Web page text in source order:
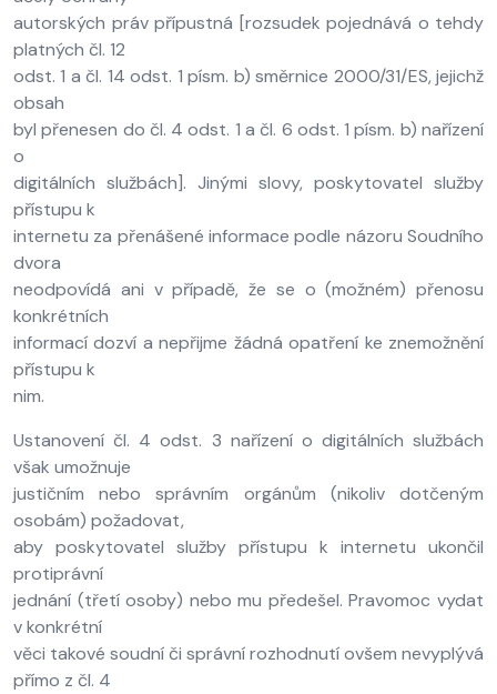
autorských práv přípustná [rozsudek pojednává o tehdy
platných čl. 12
odst. 1 a čl. 14 odst. 1 písm. b) směrnice 2000/31/ES, jejichž
obsah
byl přenesen do čl. 4 odst. 1 a čl. 6 odst. 1 písm. b) nařízení
o
digitálních službách]. Jinými slovy, poskytovatel služby
přístupu k
internetu za přenášené informace podle názoru Soudního
dvora
neodpovídá ani v případě, že se o (možném) přenosu
konkrétních
informací dozví a nepřijme žádná opatření ke znemožnění
přístupu k
nim.
Ustanovení čl. 4 odst. 3 nařízení o digitálních službách
však umožnuje
justičním nebo správním orgánům (nikoliv dotčeným
osobám) požadovat,
aby poskytovatel služby přístupu k internetu ukončil
protiprávní
jednání (třetí osoby) nebo mu předešel. Pravomoc vydat
v konkrétní
věci takové soudní či správní rozhodnutí ovšem nevyplývá
přímo z čl. 4